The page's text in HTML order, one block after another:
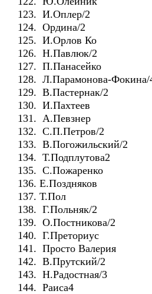
123. И.Оплер/2
124. Ордина/2
125. И.Орлов Ко
126. Н.Павлюк/2
127. П.Панасейко
128. Л.Парамонова-Фокина/
129. В.Пастернак/2
130. И.Пахтеев
131. А.Певзнер
132. С.П.Петров/2
133. В.Погожильский/2
134. Т.Подплутова2
135. С.Пожаренко
136. Е.Поздняков
137. Т.Пол
138. Г.Польняк/2
139. О.Постникова/2
140. Г.Преториус
141. Просто Валерия
142. В.Прутский/2
143. Н.Радостная/3
144. Раиса4